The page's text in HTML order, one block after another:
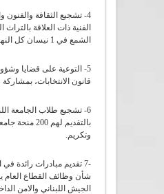
4- تشجيع الثقافة والفنون
الفنية ذات العلاقة
الشمع في 1 نيسان كل النهار).
5- التوعية على قضايا
قانون الانتخابات،
6- تشجيع طلاب الجامعة
بالتقديم لهم
وتكريم.
-7 تقديم مبادرات رائدة
شأن وظائف القطاع
الجيش اللبناني والامن